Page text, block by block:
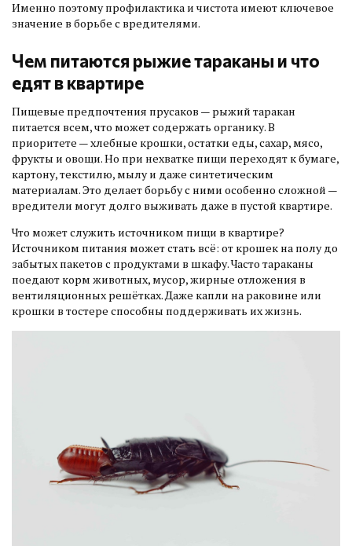
Именно поэтому профилактика и чистота имеют ключевое
значение в борьбе с вредителями.
Чем питаются рыжие тараканы и что
едят в квартире
Пищевые предпочтения прусаков — рыжий таракан
питается всем, что может содержать органику. В
приоритете — хлебные крошки, остатки еды, сахар, мясо,
фрукты и овощи. Но при нехватке пищи переходят к бумаге,
картону, текстилю, мылу и даже синтетическим
материалам. Это делает борьбу с ними особенно сложной —
вредители могут долго выживать даже в пустой квартире.
Что может служить источником пищи в квартире?
Источником питания может стать всё: от крошек на полу до
забытых пакетов с продуктами в шкафу. Часто тараканы
поедают корм животных, мусор, жирные отложения в
вентиляционных решётках. Даже капли на раковине или
крошки в тостере способны поддерживать их жизнь.